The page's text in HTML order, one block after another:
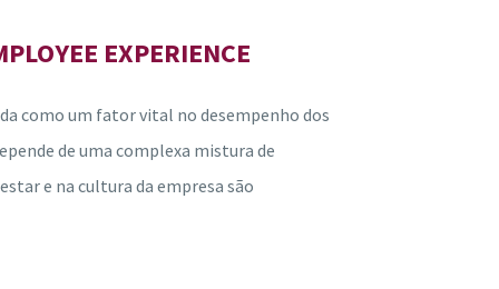
EXPERIENCE
como um fator vital no desempenho dos
de uma complexa mistura de
e na cultura da empresa são